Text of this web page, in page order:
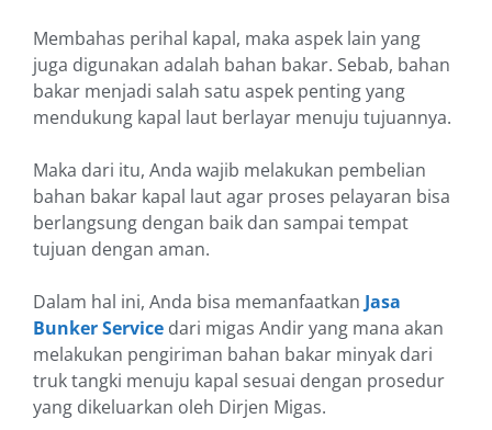
Membahas perihal kapal, maka aspek lain yang
juga digunakan adalah bahan bakar. Sebab, bahan
bakar menjadi salah satu aspek penting yang
mendukung kapal laut berlayar menuju tujuannya.
Maka dari itu, Anda wajib melakukan pembelian
bahan bakar kapal laut agar proses pelayaran bisa
berlangsung dengan baik dan sampai tempat
tujuan dengan aman.
Dalam hal ini, Anda bisa memanfaatkan Jasa
Bunker Service dari migas Andir yang mana akan
melakukan pengiriman bahan bakar minyak dari
truk tangki menuju kapal sesuai dengan prosedur
yang dikeluarkan oleh Dirjen Migas.